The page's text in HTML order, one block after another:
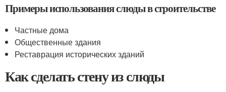
Примеры использования слюды в строительстве
Частные дома
Общественные здания
Реставрация исторических зданий
Как сделать стену из слюды